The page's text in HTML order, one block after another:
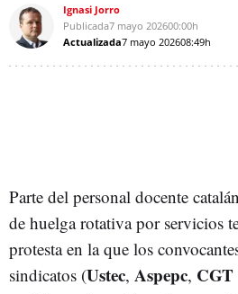
Ignasi Jorro
Publicada7 mayo 202600:00h
Actualizada7 mayo 202608:49h
Parte del personal docente
de huelga rotativa por servicios
protesta en la que los
sindicatos (Ustec, Aspepc, CGT